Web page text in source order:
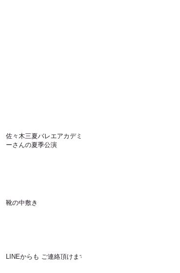
佐々木三夏バレエアカデミ
ーさんの夏季公演
靴の中敷き
LINEからも ご連絡頂けます